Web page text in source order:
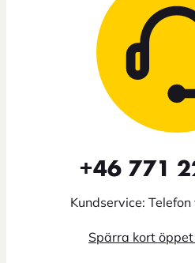
+46 771
Kundservice:
Spärra kort